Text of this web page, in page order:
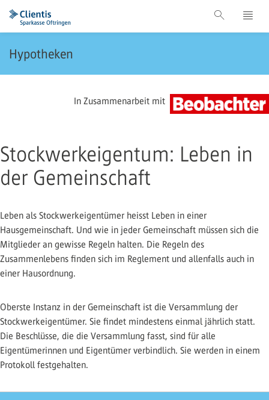
Hypotheken
In Zusammenarbeit mit
Stockwerkeigentum: Leben in
der Gemeinschaft
Leben als Stockwerkeigentümer heisst Leben in einer
Hausgemeinschaft. Und wie in jeder Gemeinschaft müssen sich die
Mitglieder an gewisse Regeln halten. Die Regeln des
Zusammenlebens finden sich im Reglement und allenfalls auch in
einer Hausordnung.
Oberste Instanz in der Gemeinschaft ist die Versammlung der
Stockwerkeigentümer. Sie findet mindestens einmal jährlich statt.
Die Beschlüsse, die die Versammlung fasst, sind für alle
Eigentümerinnen und Eigentümer verbindlich. Sie werden in einem
Protokoll festgehalten.